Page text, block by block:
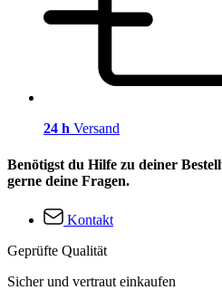
24 h Versand
Benötigst du Hilfe zu deiner
gerne deine Fragen.
Kontakt
Geprüfte Qualität
Sicher und vertraut einkaufen